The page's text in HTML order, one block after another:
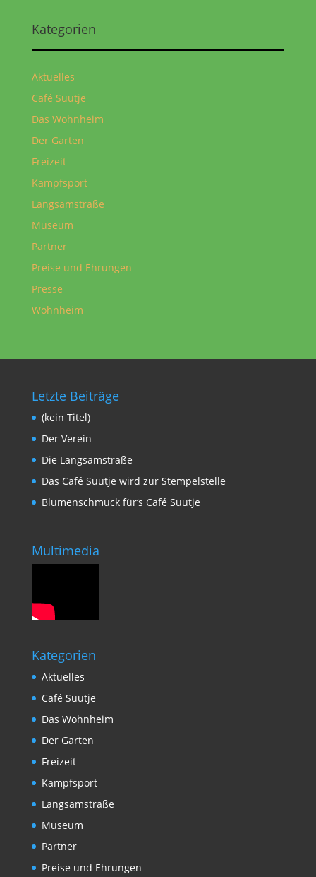
Kategorien
Aktuelles
Café Suutje
Das Wohnheim
Der Garten
Freizeit
Kampfsport
Langsamstraße
Museum
Partner
Preise und Ehrungen
Presse
Wohnheim
Letzte Beiträge
(kein Titel)
Der Verein
Die Langsamstraße
Das Café Suutje wird zur Stempelstelle
Blumenschmuck für‘s Café Suutje
Multimedia
Kategorien
Aktuelles
Café Suutje
Das Wohnheim
Der Garten
Freizeit
Kampfsport
Langsamstraße
Museum
Partner
Preise und Ehrungen